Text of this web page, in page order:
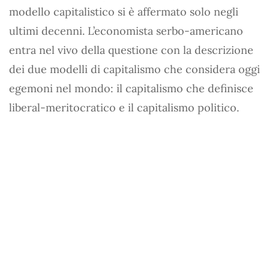
modello capitalistico si è affermato solo negli
ultimi decenni. L’economista serbo-americano
entra nel vivo della questione con la descrizione
dei due modelli di capitalismo che considera oggi
egemoni nel mondo: il capitalismo che definisce
liberal-meritocratico e il capitalismo politico.